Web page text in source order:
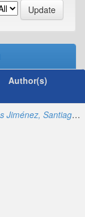
Author(s)
Rubiños Jiménez, Santiago Linder